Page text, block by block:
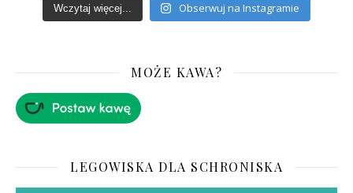
Wczytaj więcej... Obserwuj na Instagramie
MOŻE KAWA?
LEGOWISKA DLA SCHRONISKA